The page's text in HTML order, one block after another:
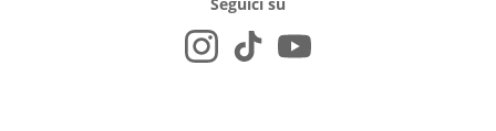
Seguici su